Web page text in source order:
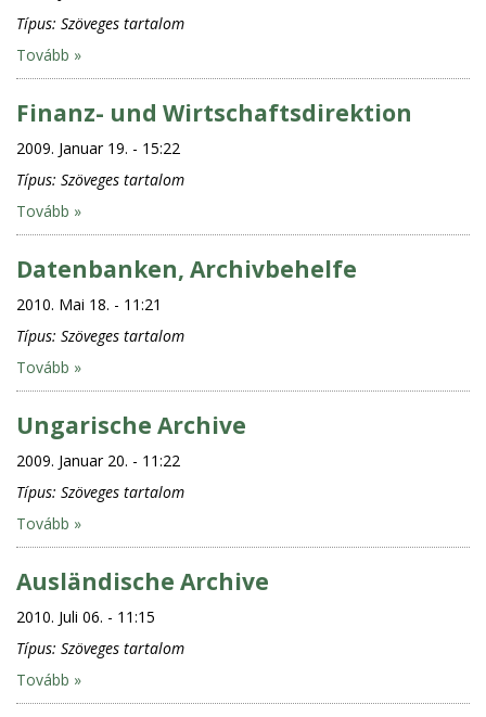
Típus: Szöveges tartalom
Tovább »
Finanz- und Wirtschaftsdirektion
2009. Januar 19. - 15:22
Típus: Szöveges tartalom
Tovább »
Datenbanken, Archivbehelfe
2010. Mai 18. - 11:21
Típus: Szöveges tartalom
Tovább »
Ungarische Archive
2009. Januar 20. - 11:22
Típus: Szöveges tartalom
Tovább »
Ausländische Archive
2010. Juli 06. - 11:15
Típus: Szöveges tartalom
Tovább »